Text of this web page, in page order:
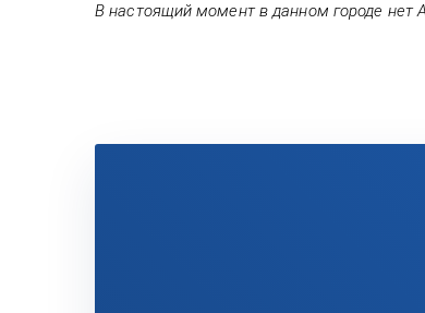
В настоящий момент в данном городе нет